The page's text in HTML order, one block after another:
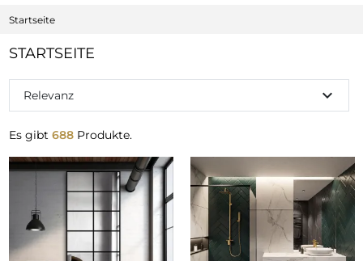
Startseite
STARTSEITE
Es gibt 688Produkte.
Relevanz expand_more